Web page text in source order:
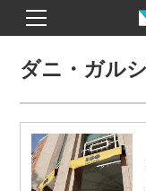
ダニ・ガル